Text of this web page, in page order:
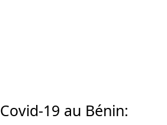
Covid-19 au Bénin: